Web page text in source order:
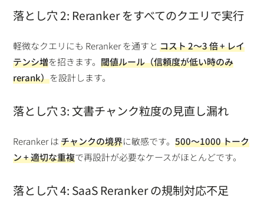
落とし穴 2: Reranker をすべてのクエリで実行
軽微なクエリにも Reranker を通すとコスト 2〜3 倍 + レイ
テンシ増を招きます。閾値ルール（信頼度が低い時のみ
rerank）を設計します。
落とし穴 3: 文書チャンク粒度の見直し漏れ
Reranker はチャンクの境界に敏感です。500〜1000 トーク
ン + 適切な重複で再設計が必要なケースがほとんどです。
落とし穴 4: SaaS Reranker の規制対応不足